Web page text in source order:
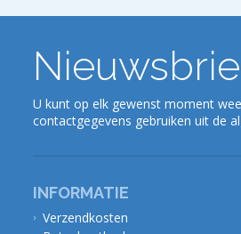
U kunt op elk gewenst moment
contactgegevens gebruiken uit de
INFORMATIE
Verzendkosten